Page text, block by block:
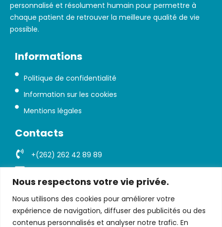
Nous respectons votre vie privée.
Nous utilisons des cookies pour améliorer votre
expérience de navigation, diffuser des publicités ou des
contenus personnalisés et analyser notre trafic. En
personnalisé et résolument humain pour permettre à
chaque patient de retrouver la meilleure qualité de vie
possible.
Informations
Politique de confidentialité
Information sur les cookies
Mentions légales
Contacts
+(262) 262 42 89 89
2 Rue Alsace Lorraine Le Port, 97420 La Réunion